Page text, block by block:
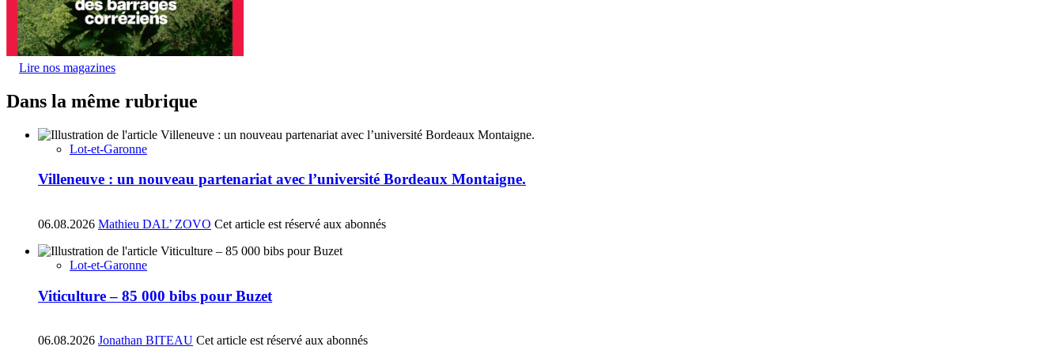
Lire nos magazines
Dans la même rubrique
Lot-et-Garonne
Villeneuve : un nouveau partenariat avec l’université Bordeaux Montaigne.
06.08.2026 Mathieu DAL’ ZOVO Cet article est réservé aux abonnés
Lot-et-Garonne
Viticulture – 85 000 bibs pour Buzet
06.08.2026 Jonathan BITEAU Cet article est réservé aux abonnés